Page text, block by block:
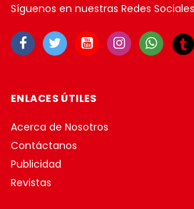
Síguenos en nuestras Redes
ENLACES ÚTILES
Acerca de Nosotros
Contáctanos
Publicidad
Revistas